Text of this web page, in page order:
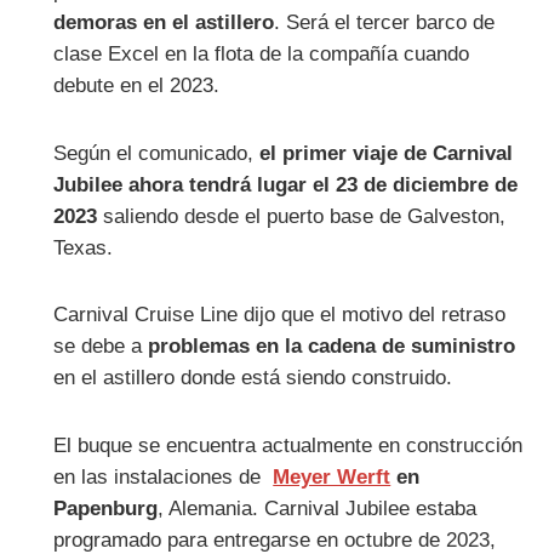
demoras en el astillero. Será el tercer barco de
clase Excel en la flota de la compañía cuando
debute en el 2023.
Según el comunicado,el primer viaje de Carnival
Jubilee ahora tendrá lugar el 23 de diciembre de
2023 saliendo desde el puerto base de Galveston,
Texas.
Carnival Cruise Line dijo que el motivo del retraso
se debe a problemas en la cadena de suministro
en el astillero donde está siendo construido.
El buque se encuentra actualmente en construcción
en las instalaciones de Meyer Werft en
Papenburg, Alemania. Carnival Jubilee estaba
programado para entregarse en octubre de 2023,